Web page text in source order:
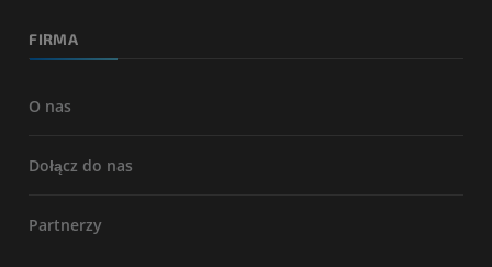
FIRMA
O nas
Dołącz do nas
Partnerzy